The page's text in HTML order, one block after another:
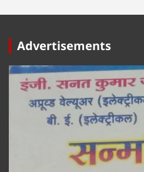
Advertisements